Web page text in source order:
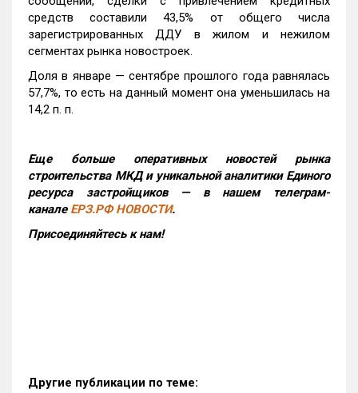
средств составили 43,5% от общего числа
зарегистрированных ДДУ в жилом и нежилом
сегментах рынка новостроек.
Доля в январе — сентябре прошлого года равнялась
57,7%, то есть на данный момент она уменьшилась на
14,2 п. п.
Еще больше оперативных новостей рынка
строительства МКД и уникальной аналитики Единого
ресурса застройщиков — в нашем телеграм-
канале ЕРЗ.РФ НОВОСТИ.
Присоединяйтесь к нам!
Другие публикации по теме: